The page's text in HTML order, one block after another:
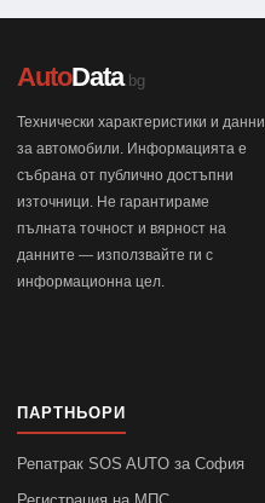
AutoData.bg
Технически характеристики и данни
за автомобили. Информацията е
събрана от публично достъпни
източници. Не гарантираме
пълната точност и вярност на
данните — използвайте ги с
информационна цел.
ПАРТНЬОРИ
Репатрак SOS AUTO за София